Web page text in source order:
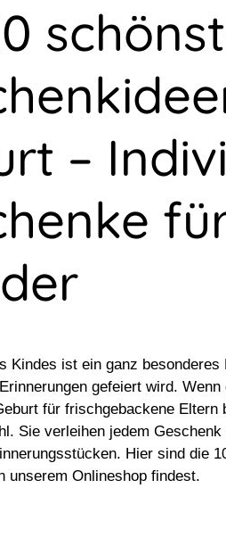
–
Kindes ist ein ganz
gefeiert wird.
für frischgebackene
Sie verleihen jedem
Hier sind die
unserem Onlineshop findest.